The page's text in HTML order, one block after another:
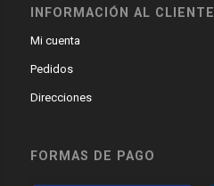
INFORMACIÓN AL CLIENTE
Mi cuenta
Pedidos
Direcciones
FORMAS DE PAGO